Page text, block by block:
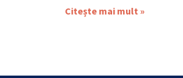
Citește mai mult »